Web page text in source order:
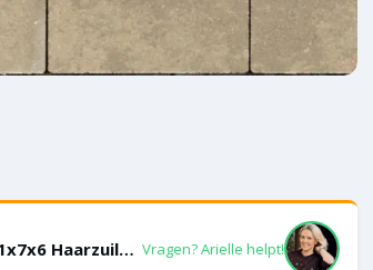
GeoRetron Privato 21x7x6 Haarzuilen Beige Vragen? Arielle helpt!